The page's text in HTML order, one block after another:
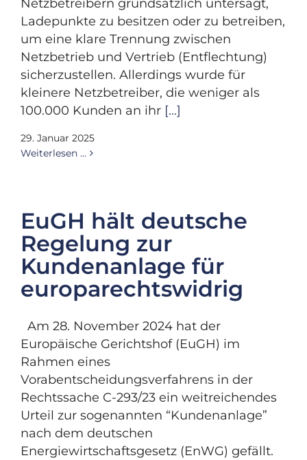
Ladepunkte zu besitzen oder zu betreiben,
um eine klare Trennung zwischen
Netzbetrieb und Vertrieb (Entflechtung)
sicherzustellen. Allerdings wurde für
kleinere Netzbetreiber, die weniger als
100.000 Kunden an ihr [...]
29. Januar 2025
Weiterlesen …
EuGH hält deutsche
Regelung zur
Kundenanlage für
europarechtswidrig
Am 28. November 2024 hat der
Europäische Gerichtshof (EuGH) im
Rahmen eines
Vorabentscheidungsverfahrens in der
Rechtssache C-293/23 ein weitreichendes
Urteil zur sogenannten “Kundenanlage”
nach dem deutschen
Energiewirtschaftsgesetz (EnWG) gefällt.